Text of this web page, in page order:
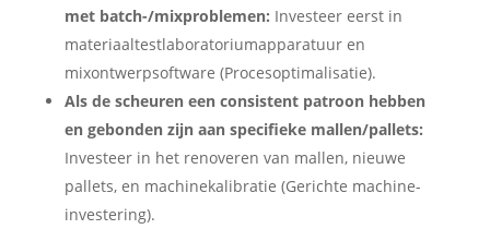
met batch-/mixproblemen: Investeer eerst in
materiaaltestlaboratoriumapparatuur en
mixontwerpsoftware (Procesoptimalisatie).
Als de scheuren een consistent patroon hebben
en gebonden zijn aan specifieke mallen/pallets:
Investeer in het renoveren van mallen, nieuwe
pallets, en machinekalibratie (Gerichte machine-
investering).